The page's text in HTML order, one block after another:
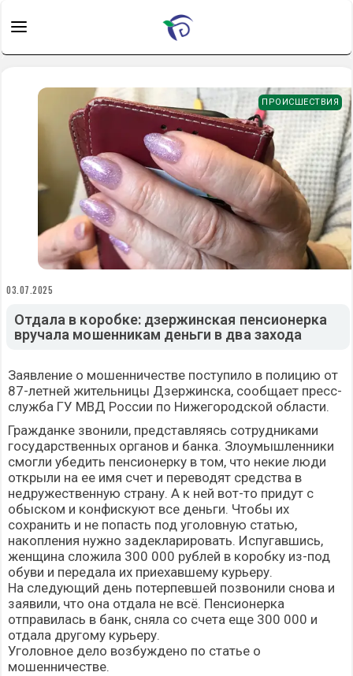
ПРОИСШЕСТВИЯ
03.07.2025
Отдала в коробке: дзержинская пенсионерка
вручала мошенникам деньги в два захода
Заявление о мошенничестве поступило в полицию от
87-летней жительницы Дзержинска, сообщает пресс-
служба ГУ МВД России по Нижегородской области.
Гражданке звонили, представляясь сотрудниками
государственных органов и банка. Злоумышленники
смогли убедить пенсионерку в том, что некие люди
открыли на ее имя счет и переводят средства в
недружественную страну. А к ней вот-то придут с
обыском и конфискуют все деньги. Чтобы их
сохранить и не попасть под уголовную статью,
накопления нужно задекларировать. Испугавшись,
женщина сложила 300 000 рублей в коробку из-под
обуви и передала их приехавшему курьеру.
На следующий день потерпевшей позвонили снова и
заявили, что она отдала не всё. Пенсионерка
отправилась в банк, сняла со счета еще 300 000 и
отдала другому курьеру.
Уголовное дело возбуждено по статье о
мошенничестве.